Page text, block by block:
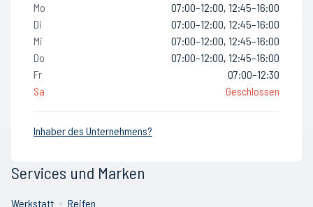
Mo
07:00–12:00, 12:45–16:00
Di
07:00–12:00, 12:45–16:00
Mi
07:00–12:00, 12:45–16:00
Do
07:00–12:00, 12:45–16:00
Fr
07:00–12:30
Sa
Geschlossen
Inhaber des Unternehmens?
Services und Marken
Werkstatt Reifen